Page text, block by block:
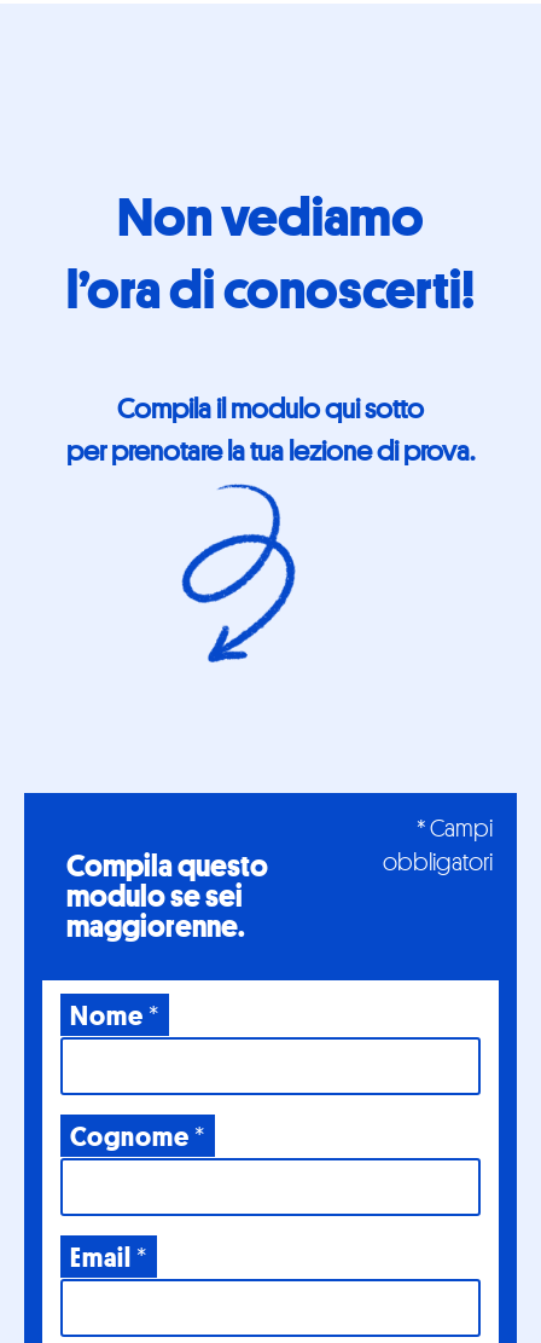
Non vediamo
l’ora di conoscerti!
Compila il modulo qui sotto
per prenotare la tua lezione di prova.
Compila questo
modulose sei
maggiorenne.
* Campi
obbligatori
Nome *
Cognome *
Email *